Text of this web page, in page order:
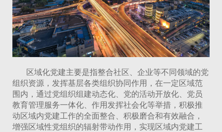
区域化党建主要是指整合社区、企业等不同领域的党
组织资源，发挥基层各类组织协同作用，在一定区域范
围内，通过党组织组建动态化、党的活动开放化、党员
教育管理服务一体化、作用发挥社会化等举措，积极推
动区域内党建工作的全面整合、积极磨合和有效融合，
增强区域性党组织的辐射带动作用，实现区域内党建工